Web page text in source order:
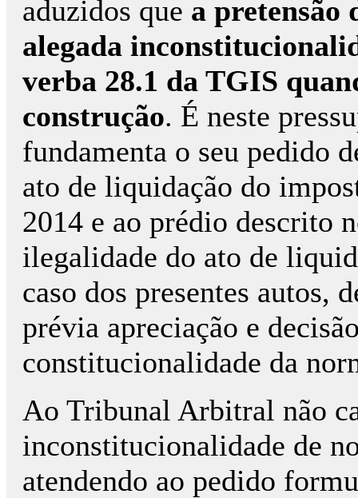
aduzidos que a pretensão
alegada
verba 28.1 da TGIS
construção. É neste
fundamenta o seu pedido
ato de liquidação do
2014 e ao prédio descrito
ilegalidade do ato de
caso dos presentes autos,
prévia apreciação e
constitucionalidade da
Ao Tribunal Arbitral não
inconstitucionalidade de
atendendo ao pedido